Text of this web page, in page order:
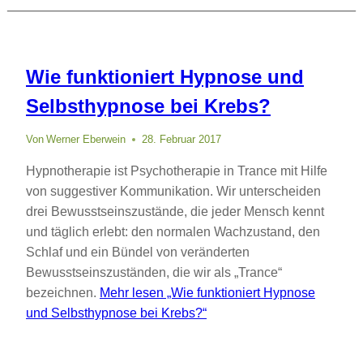
Wie funktioniert Hypnose und
Selbsthypnose bei Krebs?
Von Werner Eberwein 28. Februar 2017
Hypnotherapie ist Psychotherapie in Trance mit Hilfe
von suggestiver Kommunikation. Wir unterscheiden
drei Bewusstseinszustände, die jeder Mensch kennt
und täglich erlebt: den normalen Wachzustand, den
Schlaf und ein Bündel von veränderten
Bewusstseinszuständen, die wir als „Trance“
bezeichnen. Mehr lesen „Wie funktioniert Hypnose
und Selbsthypnose bei Krebs?“